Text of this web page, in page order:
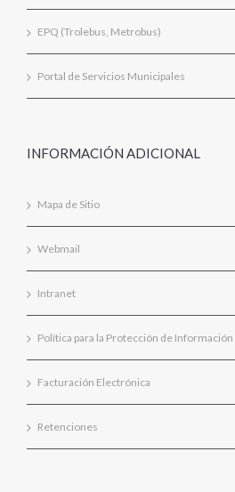
EPQ (Trolebus, Metrobus)
Portal de Servicios Municipales
INFORMACIÓN ADICIONAL
Mapa de Sitio
Webmail
Intranet
Política para la Protección de
Facturación Electrónica
Retenciones